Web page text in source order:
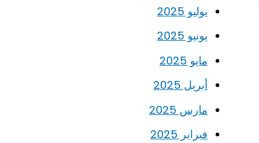
يوليو 2025
يونيو 2025
مايو 2025
أبريل 2025
مارس 2025
فبراير 2025